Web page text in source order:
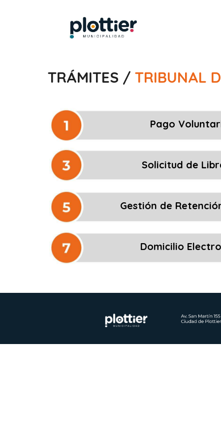
TRÁMITES / TRIBUNAL
Pago
Solicitud de
Gestión de
Domicilio